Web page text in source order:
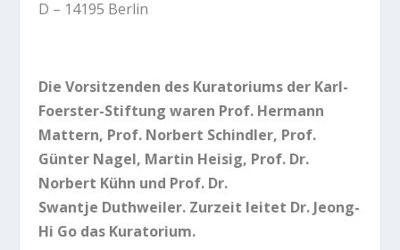
D – 14195 Berlin
Die Vorsitzenden des Kuratoriums der Karl-
Foerster-Stiftung waren Prof. Hermann
Mattern, Prof. Norbert Schindler, Prof.
Günter Nagel, Martin Heisig, Prof. Dr.
Norbert Kühn und Prof. Dr.
Swantje Duthweiler. Zurzeit leitet Dr. Jeong-
Hi Godas Kuratorium.